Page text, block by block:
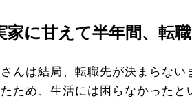
家に甘えて半年間、転
んは結局、転職先が決まらな
ため、生活には困らなかったと